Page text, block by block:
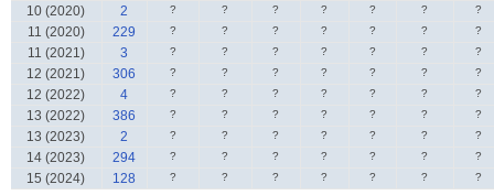
10 (2020)
2 ? ? ? ? ? ? ?
11 (2020) 229 ? ? ? ? ? ? ?
11 (2021) 3 ? ? ? ? ? ? ?
12 (2021) 306 ? ? ? ? ? ? ?
12 (2022) 4 ? ? ? ? ? ? ?
13 (2022) 386 ? ? ? ? ? ? ?
13 (2023) 2 ? ? ? ? ? ? ?
14 (2023) 294 ? ? ? ? ? ? ?
15 (2024) 128 ? ? ? ? ? ? ?